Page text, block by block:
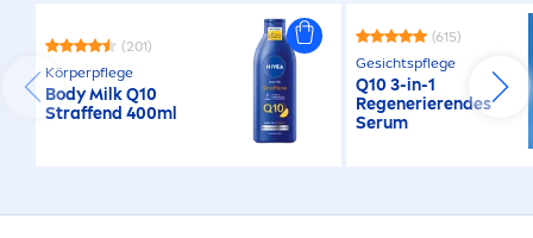
(201)
Körperpflege
Body Milk Q10
Straffend 400ml
(615)
Gesichtspflege
Q10 3-in-1
Regenerierendes
Serum